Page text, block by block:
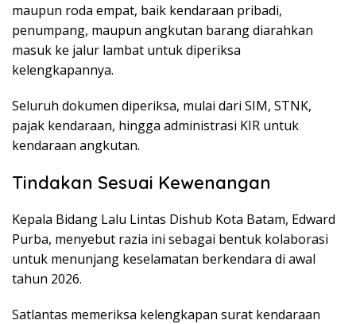
maupun roda empat, baik kendaraan pribadi,
penumpang, maupun angkutan barang diarahkan
masuk ke jalur lambat untuk diperiksa
kelengkapannya.
Seluruh dokumen diperiksa, mulai dari SIM, STNK,
pajak kendaraan, hingga administrasi KIR untuk
kendaraan angkutan.
Tindakan Sesuai Kewenangan
Kepala Bidang Lalu Lintas Dishub Kota Batam, Edward
Purba, menyebut razia ini sebagai bentuk kolaborasi
untuk menunjang keselamatan berkendara di awal
tahun 2026.
Satlantas memeriksa kelengkapan surat kendaraan